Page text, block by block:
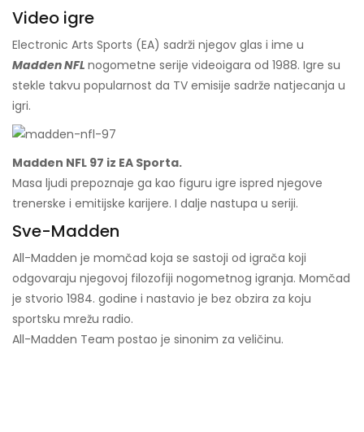
Video igre
Electronic Arts Sports (EA) sadrži njegov glas i ime u
Madden NFL nogometne serije videoigara od 1988. Igre su
stekle takvu popularnost da TV emisije sadrže natjecanja u
igri.
Madden NFL 97 iz EA Sporta.
Masa ljudi prepoznaje ga kao figuru igre ispred njegove
trenerske i emitijske karijere. I dalje nastupa u seriji.
Sve-Madden
All-Madden je momčad koja se sastoji od igrača koji
odgovaraju njegovoj filozofiji nogometnog igranja. Momčad
je stvorio 1984. godine i nastavio je bez obzira za koju
sportsku mrežu radio.
All-Madden Team postao je sinonim za veličinu.